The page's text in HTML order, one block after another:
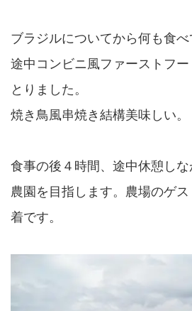
ブラジルについてから何も食べ
途中コンビニ風ファーストフ
とりました。
焼き鳥風串焼き結構美味しい。
食事の後４時間、途中休憩し
農園を目指します。農場のゲ
着です。